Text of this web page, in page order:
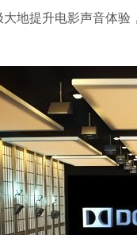
地提升电影声音体